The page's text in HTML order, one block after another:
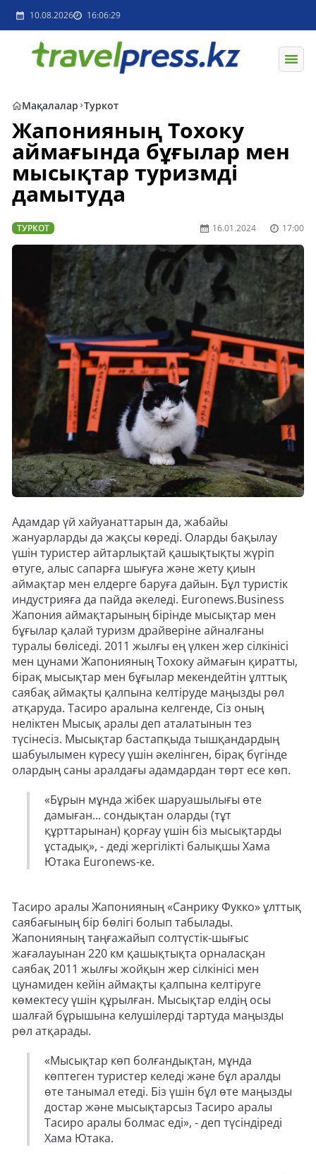
10.08.2026 16:06:29
Мақалалар Туркот
Жапонияның Тохоку
аймағында бұғылар мен
мысықтар туризмді
дамытуда
ТУРКОТ 16.01.2024 17:00
Адамдар үй хайуанаттарын да, жабайы
жануарларды да жақсы көреді. Оларды бақылау
үшін туристер айтарлықтай қашықтықты жүріп
өтуге, алыс сапарға шығуға және жету қиын
аймақтар мен елдерге баруға дайын. Бұл туристік
индустрияға да пайда әкеледі. Euronews.Business
Жапония аймақтарының бірінде мысықтар мен
бұғылар қалай туризм драйверіне айналғаны
туралы бөліседі. 2011 жылғы ең үлкен жер сілкінісі
мен цунами Жапонияның Тохоку аймағын қиратты,
бірақ мысықтар мен бұғылар мекендейтін ұлттық
саябақ аймақты қалпына келтіруде маңызды рөл
атқаруда. Тасиро аралына келгенде, Сіз оның
неліктен Мысық аралы деп аталатынын тез
түсінесіз. Мысықтар бастапқыда тышқандардың
шабуылымен күресу үшін әкелінген, бірақ бүгінде
олардың саны аралдағы адамдардан төрт есе көп.
«Бұрын мұнда жібек шаруашылығы өте
дамыған... сондықтан оларды (тұт
құрттарынан) қорғау үшін біз мысықтарды
ұстадық», - деді жергілікті балықшы Хама
Ютака Euronews-ке.
Тасиро аралы Жапонияның «Санрику Фукко» ұлттық
саябағының бір бөлігі болып табылады.
Жапонияның таңғажайып солтүстік-шығыс
жағалауынан 220 км қашықтықта орналасқан
саябақ 2011 жылғы жойқын жер сілкінісі мен
цунамиден кейін аймақты қалпына келтіруге
көмектесу үшін құрылған. Мысықтар елдің осы
шалғай бұрышына келушілерді тартуда маңызды
рөл атқарады.
«Мысықтар көп болғандықтан, мұнда
көптеген туристер келеді және бұл аралды
өте танымал етеді. Біз үшін бұл өте маңызды
достар және мысықтарсыз Тасиро аралы
Тасиро аралы болмас еді», - деп түсіндіреді
Хама Ютака.